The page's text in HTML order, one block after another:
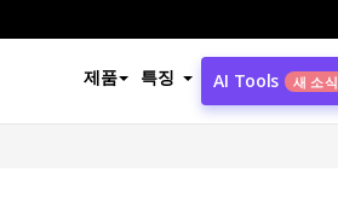
제품 특징 AI Tools 새 소식